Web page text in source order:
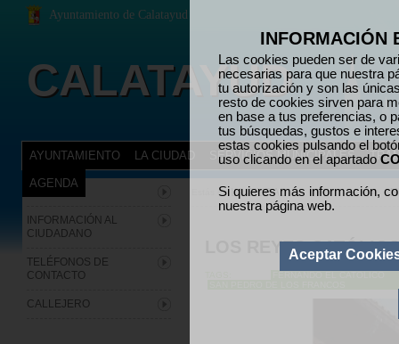
INFORMACIÓN
Las cookies pueden ser de
necesarias para que nuestra
tu autorización y son las
resto de cookies sirven para
en base a tus preferencias, o
tus búsquedas, gustos e
estas cookies pulsando el
uso clicando en el apartado
Si quieres más información,
nuestra página web.
Aceptar
LOS REYES
Estás en: LA CIUDAD >
INFORMACIÓN AL
CIUDADANO
TELÉFONOS DE
CONTACTO
CALLEJERO
AYUNTAMIENTO LA CIUDAD SERVICIOS MUNICIPALES
AGENDA
Ayuntamiento de Calatayud
CALATAYUD